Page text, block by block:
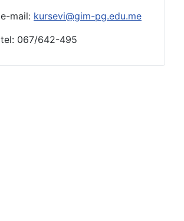
e-mail: kursevi@gim-pg.edu.me
tel: 067/642-495